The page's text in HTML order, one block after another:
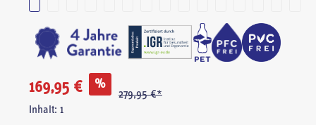
169,95 € %
279,95 €*
Inhalt: 1